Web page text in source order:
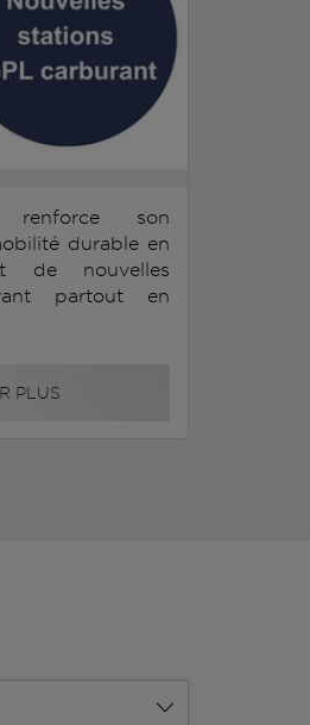
renforce son
durable en
de nouvelles
partout en
PLUS